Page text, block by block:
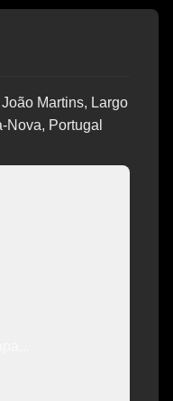
Martins, Largo
Nova, Portugal